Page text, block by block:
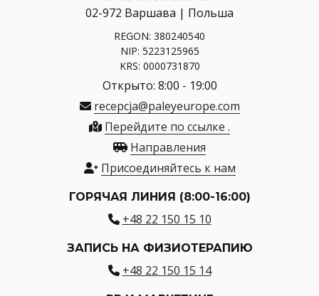
02-972 Варшава | Польша
REGON: 380240540
NIP: 5223125965
KRS: 0000731870
Открыто: 8:00 - 19:00
recepcja@paleyeurope.com
Перейдите по ссылке .
Направления
Присоединяйтесь к нам
ГОРЯЧАЯ ЛИНИЯ (8:00-16:00)
+48 22 150 15 10
ЗАПИСЬ НА ФИЗИОТЕРАПИЮ
+48 22 150 15 14